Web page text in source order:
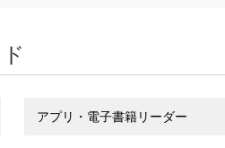
アプリ・電子書籍リーダー